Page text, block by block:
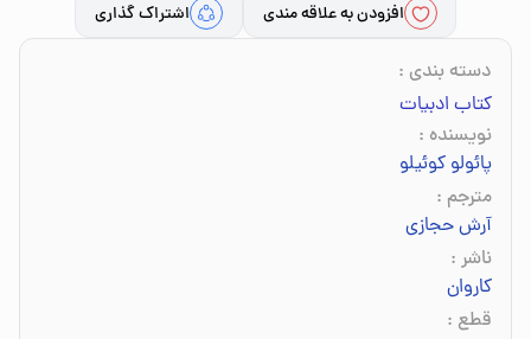
افزودن به علاقه مندی اشتراک گذاری
دسته بندی :
کتاب ادبیات
نویسنده :
پائولو کوئیلو
مترجم :
آرش حجازی
ناشر :
کاروان
قطع :